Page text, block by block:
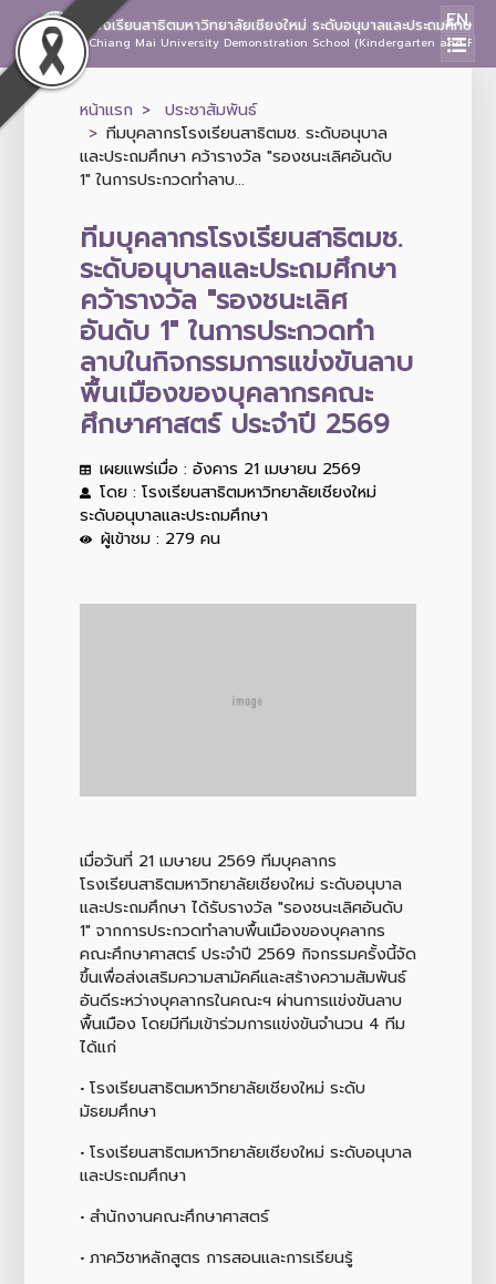
โรงเรียนสาธิตมหาวิทยาลัยเชียงใหม่ ระดับอนุบาลและประถมศึกษา
Chiang Mai University Demonstration School (Kindergarten and
EN
หน้าแรก
ประชาสัมพันธ์
ทีมบุคลากรโรงเรียนสาธิตมช. ระดับอนุบาล
และประถมศึกษา คว้ารางวัล "รองชนะเลิศอันดับ
1" ในการประกวดทำลาบ...
ทีมบุคลากรโรงเรียนสาธิตมช.
ระดับอนุบาลและประถมศึกษา
คว้ารางวัล "รองชนะเลิศ
อันดับ 1" ในการประกวดทำ
ลาบในกิจกรรมการแข่งขันลาบ
พื้นเมืองของบุคลากรคณะ
ศึกษาศาสตร์ ประจำปี 2569
เผยแพร่เมื่อ : อังคาร 21 เมษายน 2569
โดย : โรงเรียนสาธิตมหาวิทยาลัยเชียงใหม่
ระดับอนุบาลและประถมศึกษา
ผู้เข้าชม : 279 คน
เมื่อวันที่ 21 เมษายน 2569 ทีมบุคลากร
โรงเรียนสาธิตมหาวิทยาลัยเชียงใหม่ ระดับอนุบาล
และประถมศึกษา ได้รับรางวัล "รองชนะเลิศอันดับ
1" จากการประกวดทำลาบพื้นเมืองของบุคลากร
คณะศึกษาศาสตร์ ประจำปี 2569 กิจกรรมครั้งนี้จัด
ขึ้นเพื่อส่งเสริมความสามัคคีและสร้างความสัมพันธ์
อันดีระหว่างบุคลากรในคณะฯ ผ่านการแข่งขันลาบ
พื้นเมือง โดยมีทีมเข้าร่วมการแข่งขันจำนวน 4 ทีม
ได้แก่
• โรงเรียนสาธิตมหาวิทยาลัยเชียงใหม่ ระดับ
มัธยมศึกษา
• โรงเรียนสาธิตมหาวิทยาลัยเชียงใหม่ ระดับอนุบาล
และประถมศึกษา
• สำนักงานคณะศึกษาศาสตร์
• ภาควิชาหลักสูตร การสอนและการเรียนรู้